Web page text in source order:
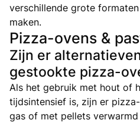
verschillende grote
maken.
Pizza-ovens &
Zijn er
gestookte pizza-
Als het gebruik met hout of
tijdsintensief is, zijn er
gas of met pellets